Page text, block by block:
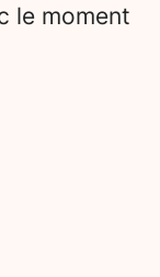
le moment